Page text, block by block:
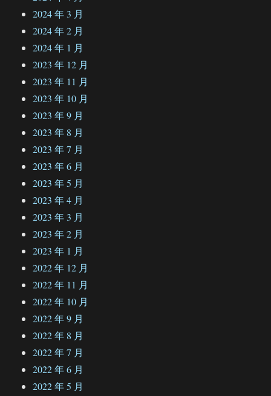
2024 年 3 月
2024 年 2 月
2024 年 1 月
2023 年 12 月
2023 年 11 月
2023 年 10 月
2023 年 9 月
2023 年 8 月
2023 年 7 月
2023 年 6 月
2023 年 5 月
2023 年 4 月
2023 年 3 月
2023 年 2 月
2023 年 1 月
2022 年 12 月
2022 年 11 月
2022 年 10 月
2022 年 9 月
2022 年 8 月
2022 年 7 月
2022 年 6 月
2022 年 5 月